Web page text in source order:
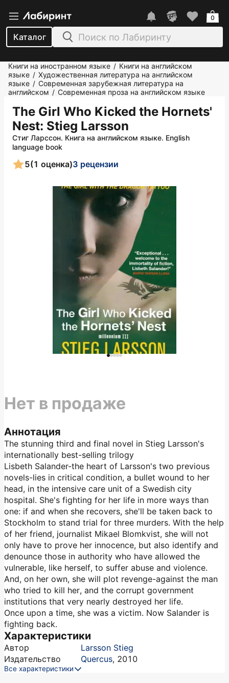
Каталог
0
Книги на иностранном языке / Книги на английском
языке / Художественная литература на английском
языке / Современная зарубежная литература на
английском / Современная проза на английском языке
The Girl Who Kicked the Hornets'
Nest: Stieg Larsson
Стиг Ларссон. Книга на английском языке. English
language book
5(1 оценка)3 рецензии
Аннотация
The stunning third and final novel in Stieg Larsson's
internationally best-selling trilogy
Lisbeth Salander-the heart of Larsson's two previous
novels-lies in critical condition, a bullet wound to her
head, in the intensive care unit of a Swedish city
hospital. She's fighting for her life in more ways than
one: if and when she recovers, she'll be taken back to
Stockholm to stand trial for three murders. With the help
of her friend, journalist Mikael Blomkvist, she will not
only have to prove her innocence, but also identify and
denounce those in authority who have allowed the
vulnerable, like herself, to suffer abuse and violence.
And, on her own, she will plot revenge-against the man
who tried to kill her, and the corrupt government
institutions that very nearly destroyed her life.
Once upon a time, she was a victim. Now Salander is
fighting back.
Характеристики
Автор
Larsson Stieg
Издательство
Quercus, 2010
Все характеристики
Нет в продаже